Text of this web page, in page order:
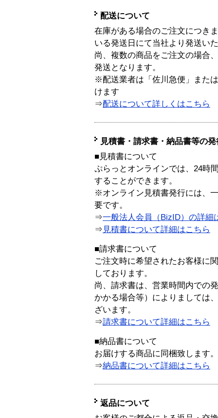
配送について
在庫がある場合のご注文につき
いる発送日にて当社より発送い
尚、複数の商品をご注文の場合
発送となります。
※配送業者は「佐川急便」また
けます
⇒配送について詳しくはこちら
見積書・請求書・納品書等の
■見積書について
ぷらっとオンラインでは、24時
することができます。
※オンライン見積書発行には、
要です。
⇒一般法人会員（BizID）の詳細
⇒ 見積書について詳細はこちら
■請求書について
ご注文時に希望されたお客様に
しております。
尚、請求書は、営業時間内での
かかる場合等）によりましては
ざいます。
⇒請求書について詳細はこちら
■納品書について
お届けする商品に同梱致します。
⇒納品書について詳細はこちら
返品について